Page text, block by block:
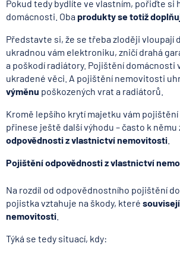
Pokud tedy bydlíte ve vlastním, pořiďte si
domácnosti. Oba produkty se totiž
Představte si, že se třeba zloději vloupají
ukradnou vám elektroniku, zničí drahá
a poškodí radiátory. Pojištění domácnosti
ukradené věci. A pojištění nemovitosti
výměnu poškozených vrat a radiátorů.
Kromě lepšího krytí majetku vám
přinese ještě další výhodu – často k němu
odpovědnosti z vlastnictví nemovitosti.
Pojištění odpovědnosti z vlastnictví
Na rozdíl od odpovědnostního pojištění
pojistka vztahuje na škody, které
nemovitosti.
Týká se tedy situací, kdy: